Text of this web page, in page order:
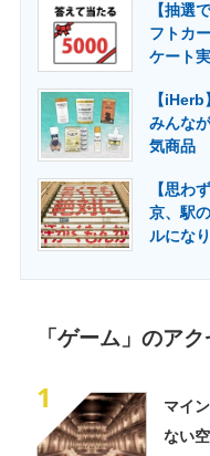
【抽選
フトカ
ケート
【
みんな
気商品
【思わ
京、駅
ルにな
「ゲーム」のア
1
マイ
ない